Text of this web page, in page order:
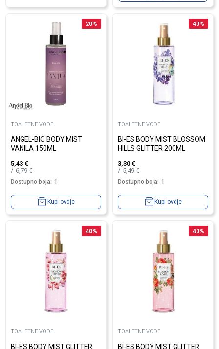
20%
TOALETNE VODE
ANGEL-BIO BODY MIST
VANILA 150ML
5,43 €
6,79€
Dostupno boja: 1
Kupi ovdje
40%
TOALETNE VODE
BI-ES BODY MIST BLOSSOM
HILLS GLITTER 200ML
3,30 €
5,49€
Dostupno boja: 1
Kupi ovdje
40%
TOALETNE VODE
BI-ES BODY MIST GLITTER
40%
TOALETNE VODE
BI-ES BODY MIST GLITTER